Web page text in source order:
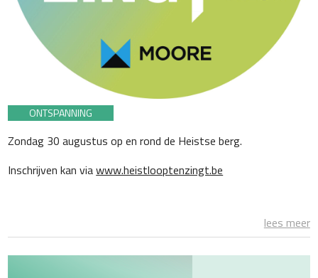
ONTSPANNING
Zondag 30 augustus op en rond de Heistse berg.
Inschrijven kan viawww.heistlooptenzingt.be
lees meer